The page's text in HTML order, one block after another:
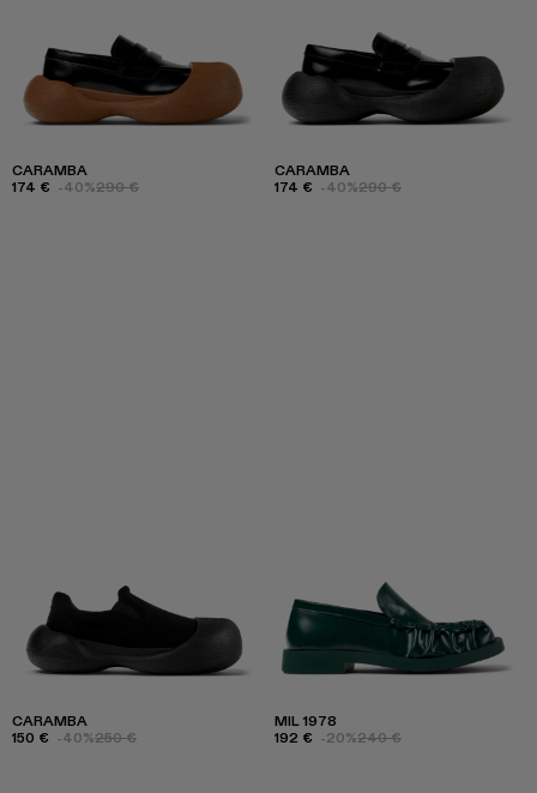
CARAMBA
174 € -40%290 €
CARAMBA
174 € -40%290 €
CARAMBA
150 € -40%250 €
MIL 1978
192 € -20%240 €